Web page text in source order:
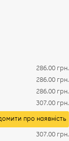
286.00 грн.
286.00 грн.
286.00 грн.
307.00 грн.
про наявність
307.00 грн.